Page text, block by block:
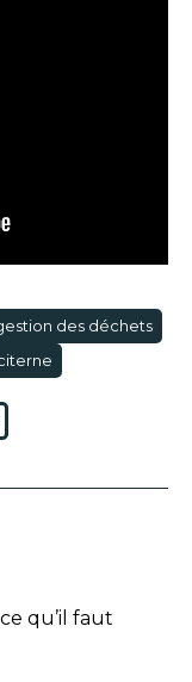
des déchets
qu’il faut